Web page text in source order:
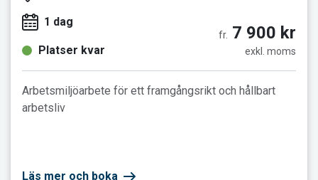
1 dag
Platser kvar
fr. 7 900 kr
exkl. moms
Arbetsmiljöarbete för ett framgångsrikt och hållbart
arbetsliv
Läs mer och boka